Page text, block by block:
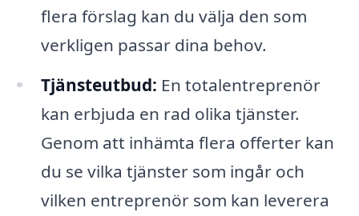
flera förslag kan du välja den som
verkligen passar dina behov.
Tjänsteutbud: En totalentreprenör
kan erbjuda en rad olika tjänster.
Genom att inhämta flera offerter kan
du se vilka tjänster som ingår och
vilken entreprenör som kan leverera